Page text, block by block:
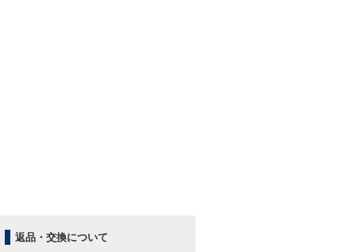
返品・交換について